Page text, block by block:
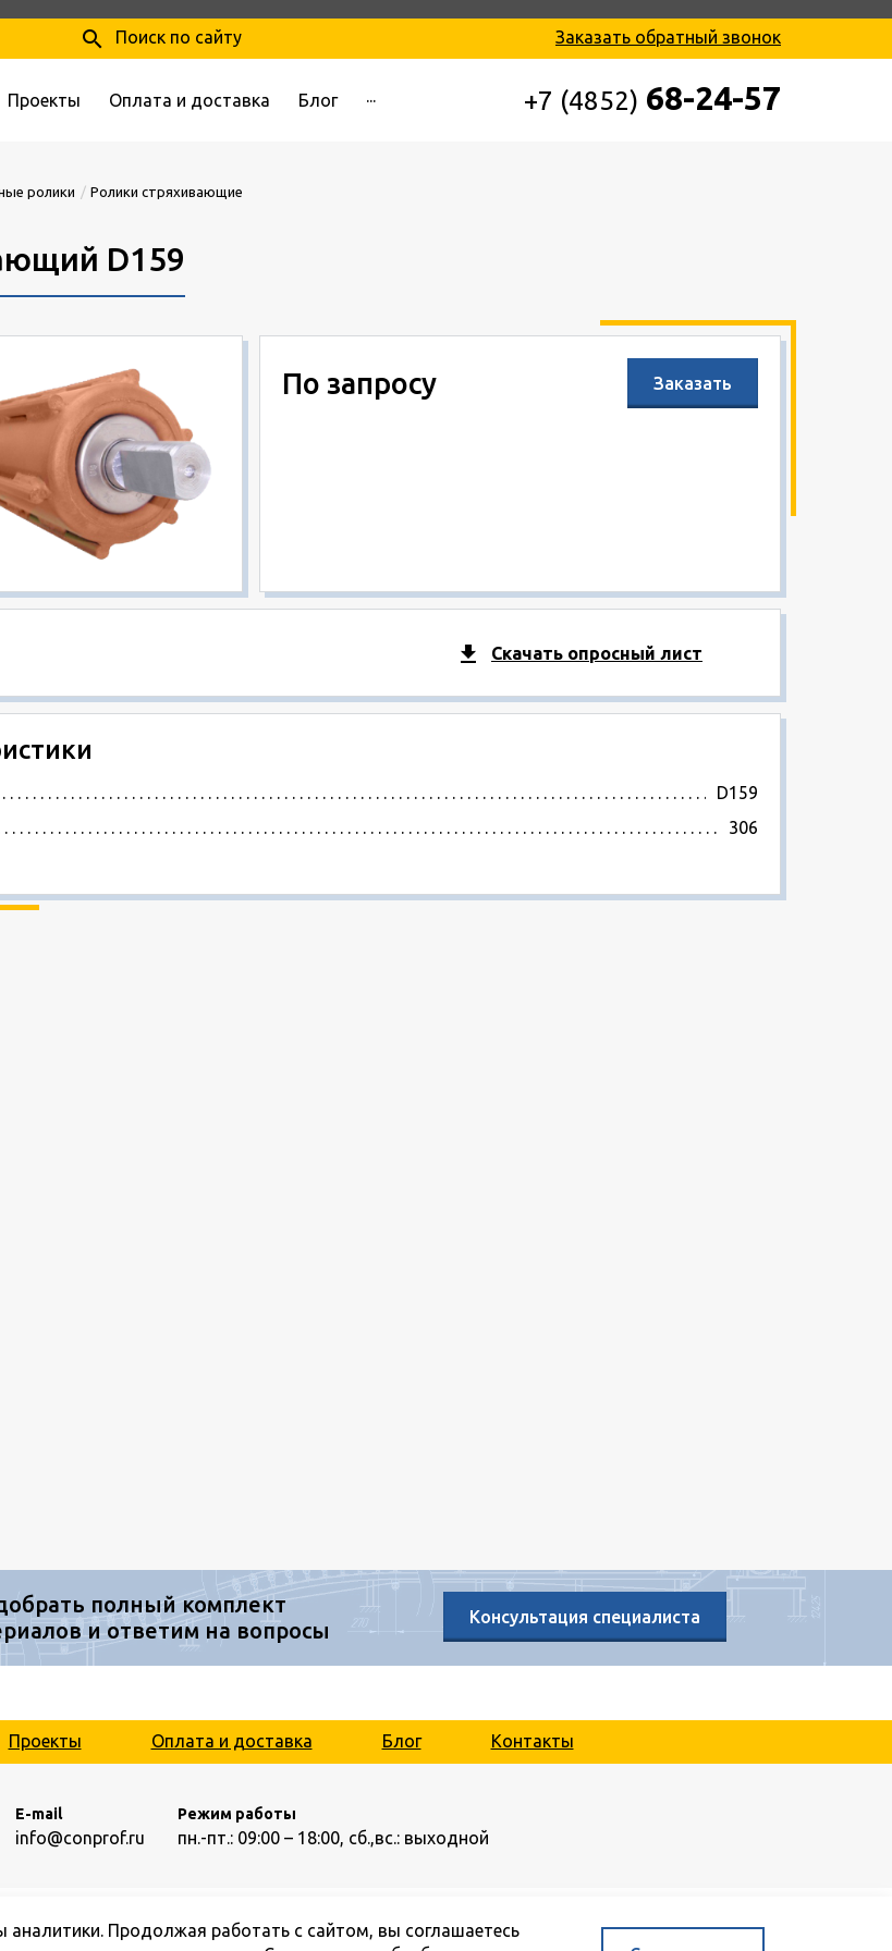
search Поиск по сайту Заказать обратный звонок
Проекты Оплата и доставка Блог ··· +7 (4852) 68-24-57
ролики Ролики стряхивающие
D159
По запросу Заказать
Скачать опросный лист
D159
306
полный комплект
и ответим на вопросы
Консультация специалиста
Проекты Оплата и доставка Блог Контакты
E-mail
info@conprof.ru
Режим работы
пн.-пт.: 09:00 – 18:00, сб.,вс.: выходной
© ООО «Конпроф», 2026
Продолжая работать с сайтом, вы соглашаетесь